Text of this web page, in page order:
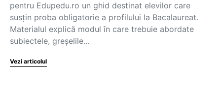
pentru Edupedu.ro un ghid destinat elevilor care
susțin proba obligatorie a profilului la Bacalaureat.
Materialul explică modul în care trebuie abordate
subiectele, greșelile…
Vezi articolul